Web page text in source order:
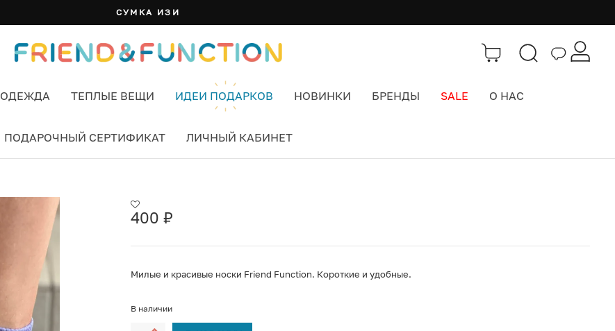
СУМКА ИЗИ
ОДЕЖДА ТЕПЛЫЕ ВЕЩИ ИДЕИ ПОДАРКОВ НОВИНКИ БРЕНДЫ SALE О НАС
ПОДАРОЧНЫЙ СЕРТИФИКАТ ЛИЧНЫЙ КАБИНЕТ
400 ₽
Милые и красивые носки Friend Function. Короткие и удобные.
В наличии